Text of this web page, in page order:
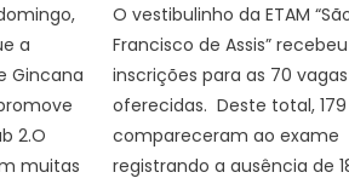
a
Gincana
2.O
muitas
O vestibulinho da ETAM
Francisco de Assis” recebeu
inscrições para as 70 vagas
oferecidas. Deste total,
compareceram ao exame
registrando a ausência de